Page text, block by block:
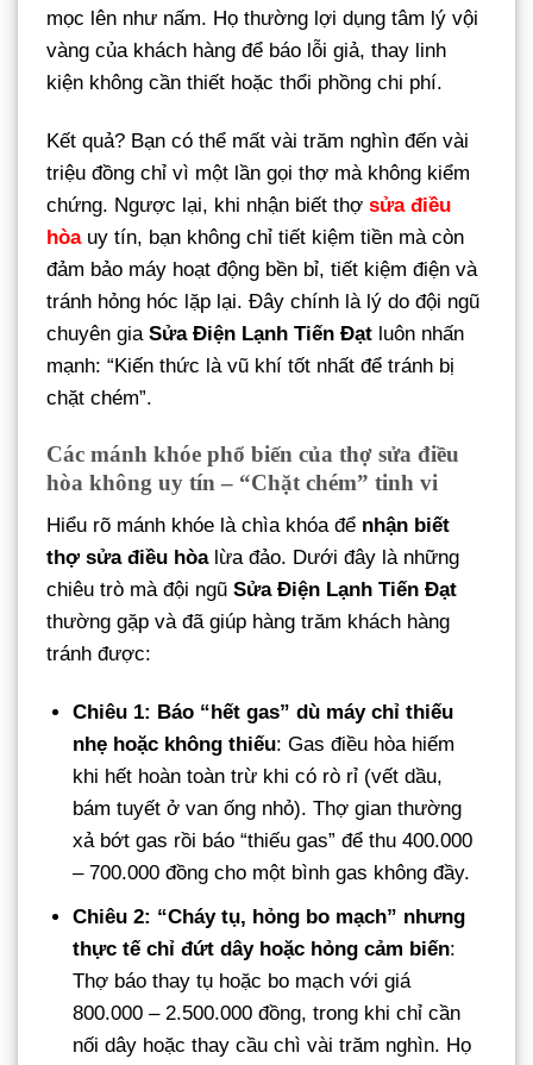
mọc lên như nấm. Họ thường lợi dụng tâm lý vội
vàng của khách hàng để báo lỗi giả, thay linh
kiện không cần thiết hoặc thổi phồng chi phí.
Kết quả? Bạn có thể mất vài trăm nghìn đến vài
triệu đồng chỉ vì một lần gọi thợ mà không kiểm
chứng. Ngược lại, khi nhận biết thợ sửa điều
hòauy tín, bạn không chỉ tiết kiệm tiền mà còn
đảm bảo máy hoạt động bền bỉ, tiết kiệm điện và
tránh hỏng hóc lặp lại. Đây chính là lý do đội ngũ
chuyên gia Sửa Điện Lạnh Tiến Đạt luôn nhấn
mạnh: “Kiến thức là vũ khí tốt nhất để tránh bị
chặt chém”.
Các mánh khóe phổ biến của thợ sửa điều
hòa không uy tín – “Chặt chém” tinh vi
Hiểu rõ mánh khóe là chìa khóa để nhận biết
thợ sửa điều hòalừa đảo. Dưới đây là những
chiêu trò mà đội ngũ Sửa Điện Lạnh Tiến Đạt
thường gặp và đã giúp hàng trăm khách hàng
tránh được:
Chiêu 1: Báo “hết gas” dù máy chỉ thiếu
nhẹ hoặc không thiếu: Gas điều hòa hiếm
khi hết hoàn toàn trừ khi có rò rỉ (vết dầu,
bám tuyết ở van ống nhỏ). Thợ gian thường
xả bớt gas rồi báo “thiếu gas” để thu 400.000
– 700.000 đồng cho một bình gas không đầy.
Chiêu 2: “Cháy tụ, hỏng bo mạch” nhưng
thực tế chỉ đứt dây hoặc hỏng cảm biến:
Thợ báo thay tụ hoặc bo mạch với giá
800.000 – 2.500.000 đồng, trong khi chỉ cần
nối dây hoặc thay cầu chì vài trăm nghìn. Họ